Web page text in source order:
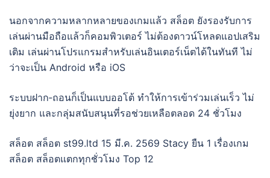
นอกจากความหลากหลายของเกมแล้ว สล็อต ยังรองรับการ
เล่นผ่านมือถือแล้วก็คอมพิวเตอร์ ไม่ต้องดาวน์โหลดแอปเสริม
เติม เล่นผ่านโปรแกรมสำหรับเล่นอินเตอร์เน็ตได้ในทันที ไม่
ว่าจะเป็น Android หรือ iOS
ระบบฝาก‑ถอนก็เป็นแบบออโต้ ทำให้การเข้าร่วมเล่นเร็ว ไม่
ยุ่งยาก และกลุ่มสนับสนุนที่รอช่วยเหลือตลอด 24 ชั่วโมง
สล็อต สล็อต st99.ltd 15 มี.ค. 2569 Stacy ยืน 1 เรื่องเกม
สล็อต สล็อตแตกทุกชั่วโมง Top 12